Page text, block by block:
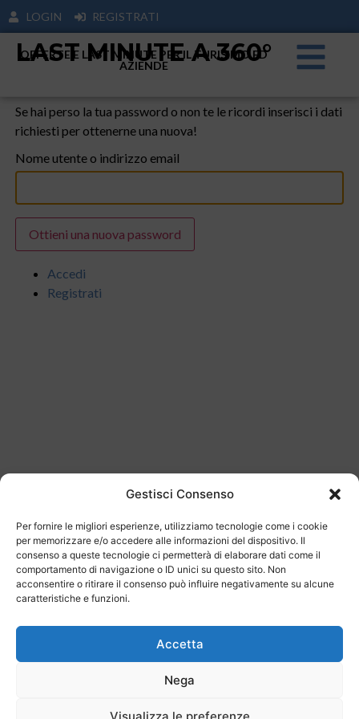
Gestisci Consenso
Per fornire le migliori esperienze, utilizziamo tecnologie come i cookie
per memorizzare e/o accedere alle informazioni del dispositivo. Il
consenso a queste tecnologie ci permetterà di elaborare dati come il
comportamento di navigazione o ID unici su questo sito. Non
acconsentire o ritirare il consenso può influire negativamente su alcune
caratteristiche e funzioni.
Accetta
Nega
Visualizza le preferenze
LOGIN REGISTRATI
LAST MINUTE A 360°
OFFERTE E LAST MINUTE PER IL TURISIMO ED
AZIENDE
Se hai perso la tua password o non te le ricordi inserisci i dati
richiesti per ottenerne una nuova!
Nome utente o indirizzo email
Ottieni una nuova password
Accedi
Registrati